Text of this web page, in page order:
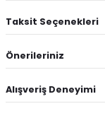
Taksit Seçenekleri
Önerileriniz
Alışveriş Deneyimi